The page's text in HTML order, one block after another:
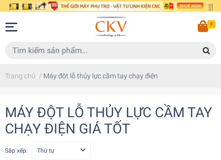
0
Trang chủ / Máy đột lỗ thủy lực cầm tay chạy điện
MÁY ĐỘT LỖ THỦY LỰC CẦM TAY
CHẠY ĐIỆN GIÁ TỐT
Sắp xếp: Thứ tự